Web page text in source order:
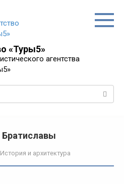
«Туры5»
агентства
История и архитектура